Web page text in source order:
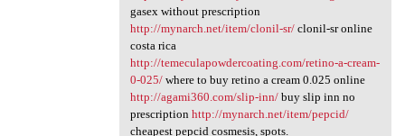
gasex without prescription
http://mynarch.net/item/clonil-sr/clonil-sr online
costa rica
http://temeculapowdercoating.com/retino-a-cream-
0-025/where to buy retino a cream 0.025 online
http://agami360.com/slip-inn/buy slip inn no
prescription http://mynarch.net/item/pepcid/
cheapest pepcid cosmesis, spots.